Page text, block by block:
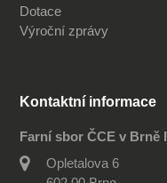
Dotace
Výroční zprávy
Kontaktní informace
Farní sbor ČCE v Brně I
Opletalova 6